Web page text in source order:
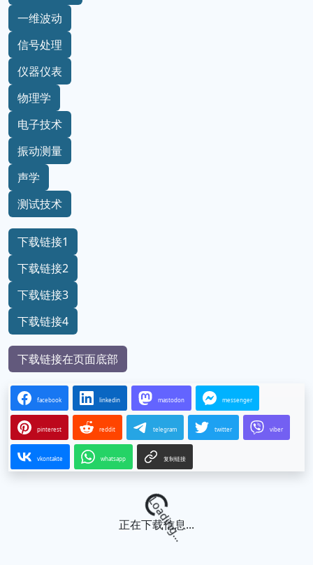
一维波动
信号处理
仪器仪表
物理学
电子技术
振动测量
声学
测试技术
下载链接1
下载链接2
下载链接3
下载链接4
下载链接在页面底部
facebook linkedin mastodon messenger
pinterest reddit telegram twitter viber
vkontakte whatsapp 复制链接
Loading...
正在下载信息...